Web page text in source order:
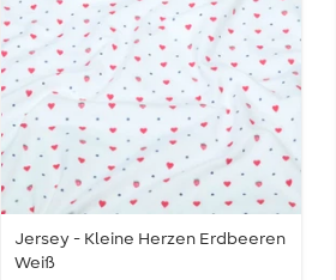
Jersey - Kleine Herzen Erdbeeren
Weiß